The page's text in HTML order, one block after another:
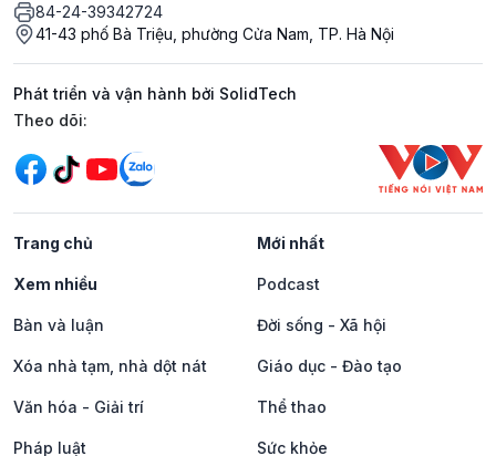
84-24-39342724
41-43 phố Bà Triệu, phường Cửa Nam, TP. Hà Nội
Phát triển và vận hành bởi SolidTech
Mạng xã hội
Theo dõi:
Trang chủ Mới nhất
Xem nhiều Podcast
Bàn và luận Đời sống - Xã hội
Xóa nhà tạm, nhà dột nát Giáo dục - Đào tạo
Văn hóa - Giải trí Thể thao
Pháp luật Sức khỏe